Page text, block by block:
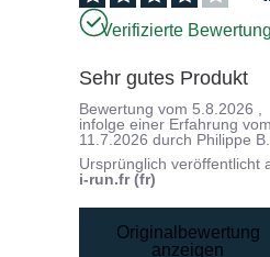
Verifizierte
Sehr gutes Produkt
Bewertung vom 5.8.2026
infolge einer Erfahrung
11.7.2026 durch Philippe B.
Ursprünglich veröffentlicht
i-run.fr (fr)
Originalbewertung
anzeigen